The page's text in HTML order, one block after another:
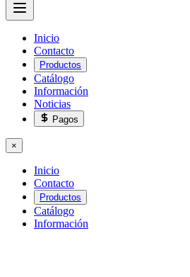
Inicio
Contacto
Productos
Catálogo
Información
Noticias
Pagos
×
Inicio
Contacto
Productos
Catálogo
Información